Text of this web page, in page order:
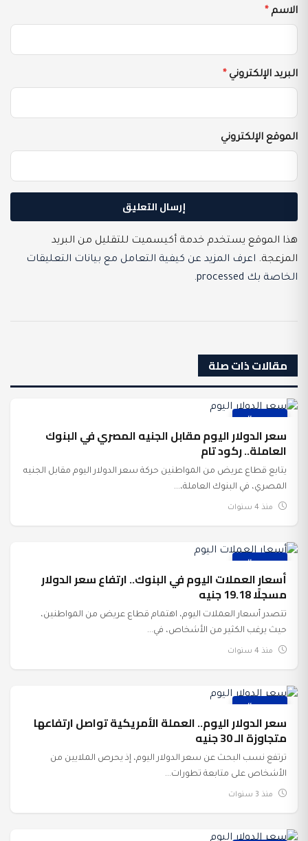
الاسم*
البريد الإلكتروني*
الموقع الإلكتروني
هذا الموقع يستخدم خدمة أكيسميت للتقليل من البريد
المزعجة. اعرف المزيد عن كيفية التعامل مع بيانات التعليقات
الخاصة بك processed
.
مقالات ذات صلة
عرب وعالم
سعر الدولار اليوم مقابل الجنيه المصري في البنوك
العاملة.. ركود تام
يتابع قطاع عريض من المواطنين حركة سعر الدولار اليوم مقابل الجنيه
المصري، في البنوك العاملة،...
منذ 4 سنوات
عرب وعالم
أسعار العملات اليوم في البنوك.. ارتفاع سعر الدولار
مسجلًا 19.18 جنيه
تتصدر أسعار العملات اليوم، اهتمام قطاع عريض من المواطنين،
حيث يرغب الكثير من الأشخاص، في...
منذ 4 سنوات
عرب وعالم
سعر الدولار اليوم.. العملة الأمريكية تواصل ارتفاعها
متجاوزة الـ 30 جنيه
ترتفع نسب البحث عن سعر الدولار اليوم، إذ يحرص الملايين من
الأشخاص على متابعة تطورات...
منذ 3 سنوات